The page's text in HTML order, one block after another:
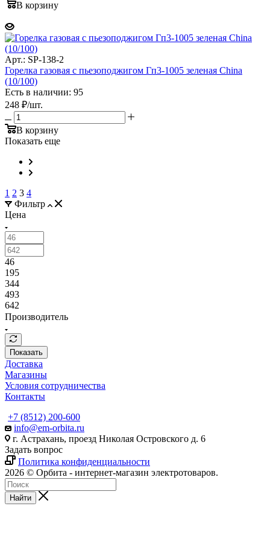
В корзину
Арт.: SP-138-2
Горелка газовая с пьезоподжигом Гп3-1005 зеленая China
(10/100)
Есть в наличии: 95
248 ₽/шт.
В корзину
Показать еще
1 2 3 4
Фильтр
Цена
46
195
344
493
642
Производитель
Показать
Доставка
Магазины
Условия сотрудничества
Контакты
+7 (8512) 200-600
info@em-orbita.ru
г. Астрахань, проезд Николая Островского д. 6
Задать вопрос
Политика конфиденциальности
2026 © Орбита - интернет-магазин электротоваров.
Найти